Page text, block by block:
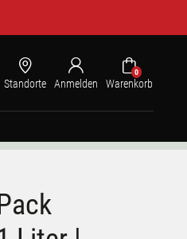
Standorte Anmelden
0
Warenkorb